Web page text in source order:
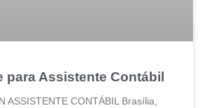
para Assistente Contábil
ASSISTENTE CONTÁBIL Brasília,